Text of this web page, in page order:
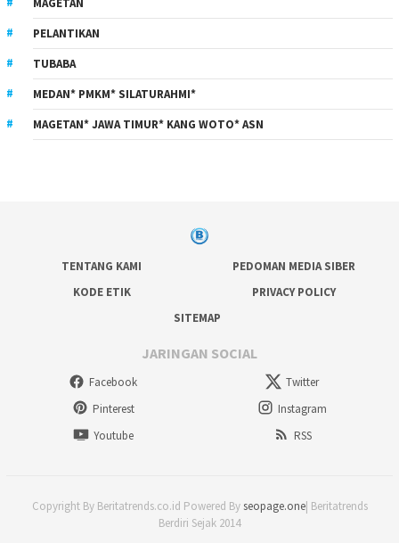
MAGETAN
PELANTIKAN
TUBABA
MEDAN* PMKM* SILATURAHMI*
MAGETAN* JAWA TIMUR* KANG WOTO* ASN
TENTANG KAMI
PEDOMAN MEDIA SIBER
KODE ETIK
PRIVACY POLICY
SITEMAP
JARINGAN SOCIAL
Facebook
Twitter
Pinterest
Instagram
Youtube
RSS
Copyright By Beritatrends.co.id Powered Byseopage.one| Beritatrends
Berdiri Sejak 2014